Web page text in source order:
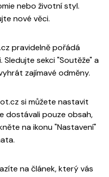
nebo životní styl.
nové věci.
pravidelně pořádá
sekci "Soutěže" a
zajímavé odměny.
si můžete nastavit
dostávali pouze obsah,
na ikonu "Nastavení"
na článek, který vás